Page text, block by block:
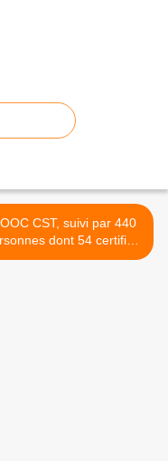
CST, suivi par 440
dont 54 certifiés
en fin de parcours >